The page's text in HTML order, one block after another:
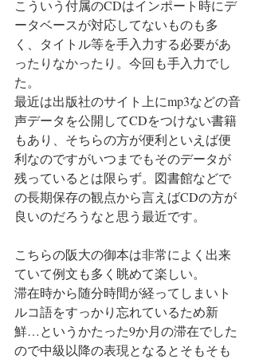
こういう付属のCDはインポート時にデ
ータベースが対応してないものも多
く、タイトル等を手入力する必要があ
ったりなかったり。今回も手入力でし
た。
最近は出版社のサイト上にmp3などの音
声データを公開してCDをつけない書籍
もあり、そちらの方が便利といえば便
利なのですがいつまでもそのデータが
残っているとは限らず。図書館などで
の長期保存の観点から言えばCDの方が
良いのだろうなと思う最近です。
こちらの阪大の御本は非常によく出来
ていて例文も多く眺めて楽しい。
滞在時から随分時間が経ってしまいト
ルコ語をすっかり忘れているため新
鮮…というかたった9か月の滞在でした
ので中級以降の表現となるとそもそも